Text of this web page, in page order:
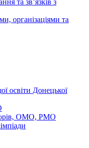
та зв’язків з
організаціями та
освіти Донецької
ОМО, РМО